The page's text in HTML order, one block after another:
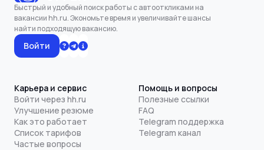
Быстрый и удобный поиск работы с автооткликами на
вакансии hh.ru. Экономьте время и увеличивайте шансы
найти подходящую вакансию.
Войти
Карьера и сервис
Войти через hh.ru
Улучшение резюме
Как это работает
Список тарифов
Частые вопросы
Помощь и вопросы
Полезные ссылки
FAQ
Telegram поддержка
Telegram канал